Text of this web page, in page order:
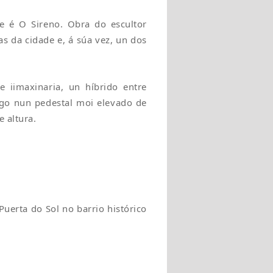
é O Sireno. Obra do escultor
da cidade e, á súa vez, un dos
iimaxinaria, un híbrido entre
nun pedestal moi elevado de
altura.
do Sol no barrio histórico